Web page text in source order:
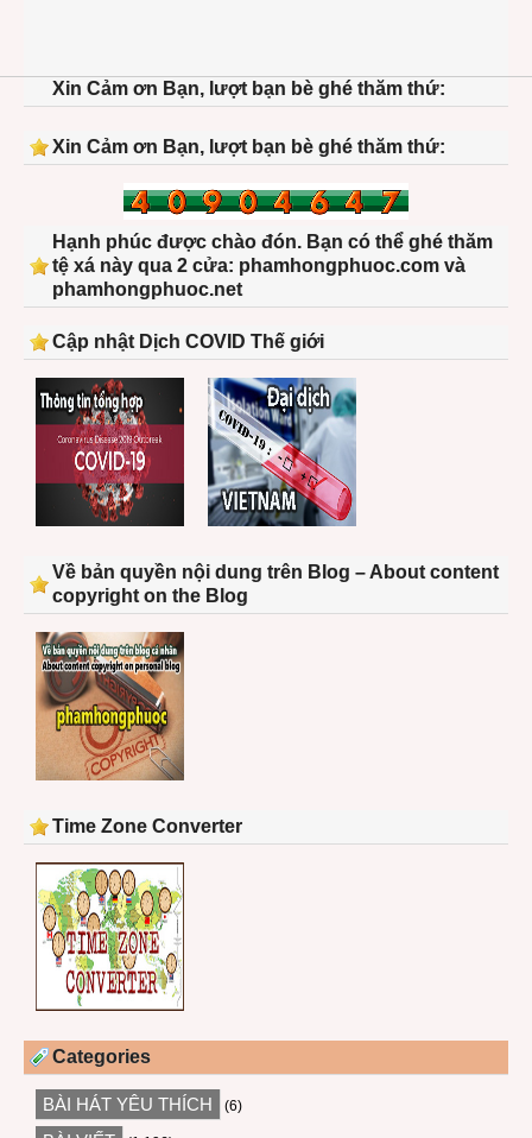
Xin Cảm ơn Bạn, lượt bạn bè ghé thăm thứ:
Xin Cảm ơn Bạn, lượt bạn bè ghé thăm thứ:
Hạnh phúc được chào đón. Bạn có thể ghé thăm
tệ xá này qua 2 cửa: phamhongphuoc.com và
phamhongphuoc.net
Cập nhật Dịch COVID Thế giới
Về bản quyền nội dung trên Blog – About content
copyright on the Blog
Time Zone Converter
Categories
BÀI HÁT YÊU THÍCH (6)